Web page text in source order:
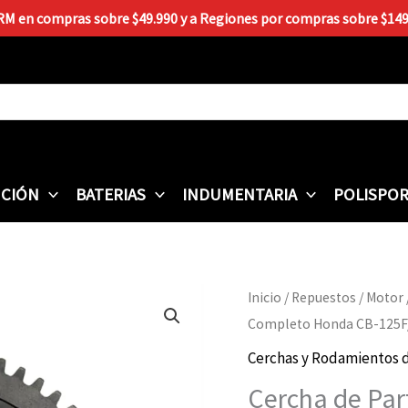
en compras sobre $49.990 y a Regiones por compras sobre
BATERIAS INDUMENTARIA
Inicio / Repuestos / Motor
Completo Honda CB-
Cerchas y Rodamientos
Cercha de
Cercha
de
Partida